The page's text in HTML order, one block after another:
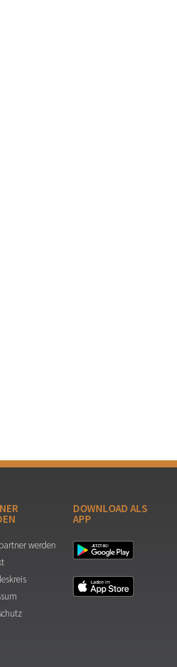
werden
DOWNLOAD ALS
APP